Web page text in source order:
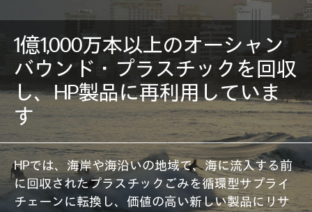
1億1,000万本以上のオーシャン
バウンド・プラスチックを回収
し、HP製品に再利用していま
す
HPでは、海岸や海沿いの地域で、海に流入する前
に回収されたプラスチックごみを循環型サプライ
チェーンに転換し、価値の高い新しい製品にリサ